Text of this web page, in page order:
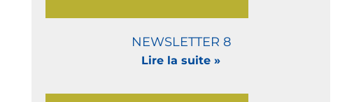
NEWSLETTER 8
Lire la suite »